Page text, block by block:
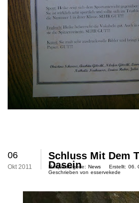
06
Okt 2011
Schluss Mit Dem
Dasein
Hauptkategorie: News Erstellt: 06.
Geschrieben von esservekede